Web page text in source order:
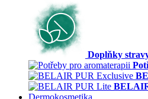
Doplňky
Dermokosmetika